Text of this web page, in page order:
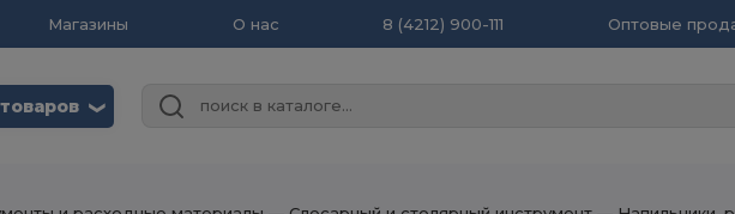
Магазины О нас 8 (4212) 900-111 Оптовые
❮